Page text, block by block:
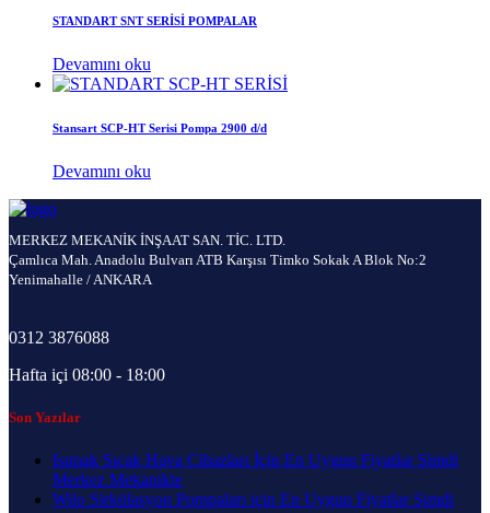
STANDART SNT SERİSİ POMPALAR
Devamını oku
Stansart SCP-HT Serisi Pompa 2900 d/d
Devamını oku
MERKEZ MEKANİK İNŞAAT SAN. TİC. LTD.
Çamlıca Mah. Anadolu Bulvarı ATB Karşısı Timko Sokak A Blok No:2
Yenimahalle / ANKARA
0312 3876088
Hafta içi 08:00 - 18:00
Son Yazılar
Isımak Sıcak Hava Cihazları İçin En Uygun Fiyatlar Şimdi
Merkez Mekanikte
Wilo Sirkülasyon Pompaları için En Uygun Fiyatlar Şimdi